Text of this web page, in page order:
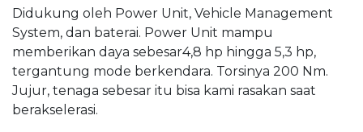
Didukung oleh Power Unit, Vehicle Management
System, dan baterai. Power Unit mampu
memberikan daya sebesar4,8 hp hingga 5,3 hp,
tergantung mode berkendara. Torsinya 200 Nm.
Jujur, tenaga sebesar itu bisa kami rasakan saat
berakselerasi.